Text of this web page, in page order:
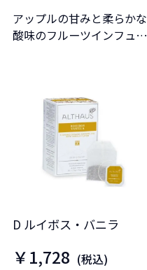
アップルの甘みと柔らかな
酸味のフルーツインフュー
D ルイボス・バニラ
￥1,728 (税込)